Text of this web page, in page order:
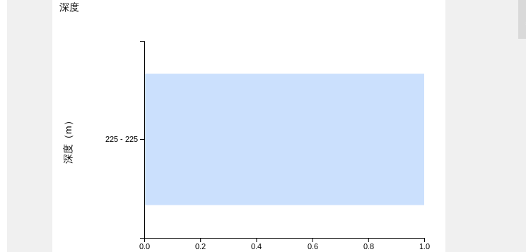
深度
0.0 0.2 0.4 0.6 0.8 1.0
225 - 225
深度（m）